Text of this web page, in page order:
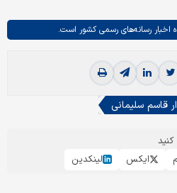
اخبار رسانه‌های رسمی کشور است.
قاسم سلیمانی
ایکس لینکدین